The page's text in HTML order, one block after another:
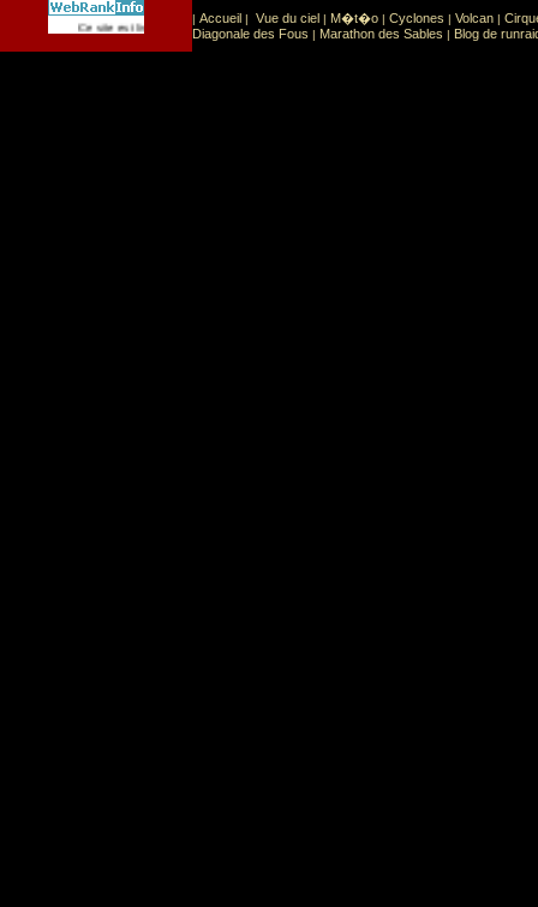
Ce site est list� dans la cat�gorie Sport: Sports extr�mes
| Accueil | Vue du ciel | M�t�o | Cyclones | Volcan |
Diagonale des Fous | Marathon des Sables | Blog de